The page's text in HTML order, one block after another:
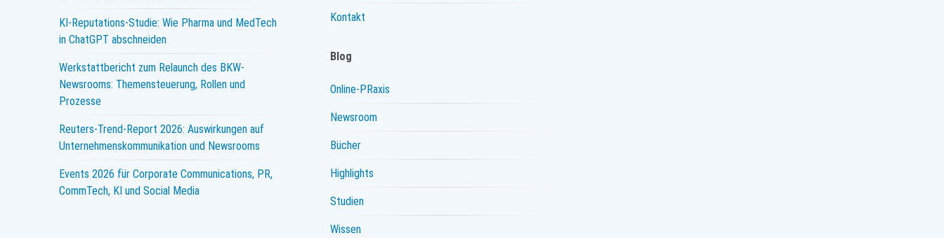
KI-Reputations-Studie: Wie Pharma und MedTech
in ChatGPT abschneiden
Werkstattbericht zum Relaunch des BKW-
Newsrooms: Themensteuerung, Rollen und
Prozesse
Reuters-Trend-Report 2026: Auswirkungen auf
Unternehmenskommunikation und Newsrooms
Events 2026 für Corporate Communications, PR,
CommTech, KI und Social Media
Kontakt
Blog
Online-PRaxis
Newsroom
Bücher
Highlights
Studien
Wissen